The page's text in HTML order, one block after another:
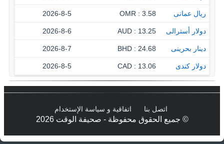
ريال عمانى 3.58 : OMR
2026-8-5
دولار أسترالى 13.25 : AUD
2026-8-6
دينار بحرينى 24.68 : BHD
2026-8-7
دولار كندى 13.06 : CAD
2026-8-5
اتصل بنا اتفاقية و سياسة الإستخدام
© جميع الحقوق محفوظة - صحيفة الوقت 2026